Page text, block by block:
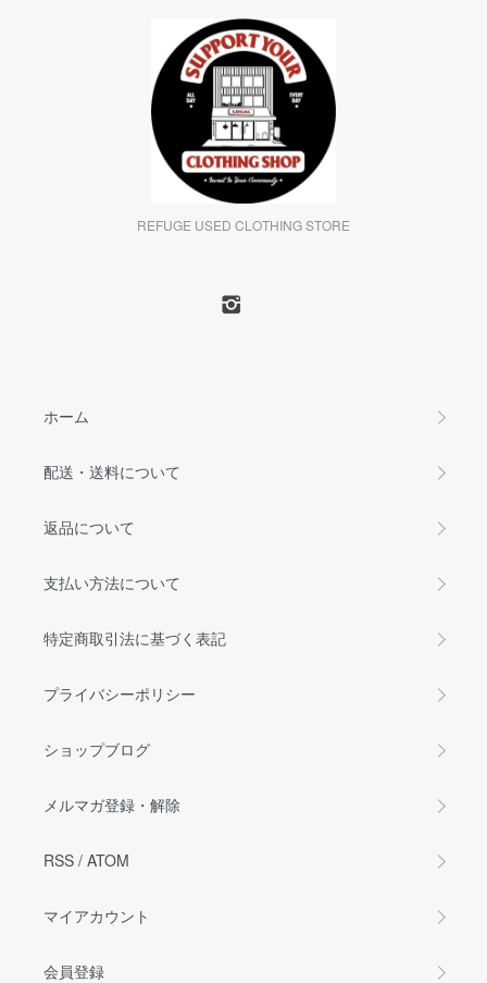
REFUGE USED CLOTHING STORE
ホーム
配送・送料について
返品について
支払い方法について
特定商取引法に基づく表記
プライバシーポリシー
ショップブログ
メルマガ登録・解除
RSS / ATOM
マイアカウント
会員登録